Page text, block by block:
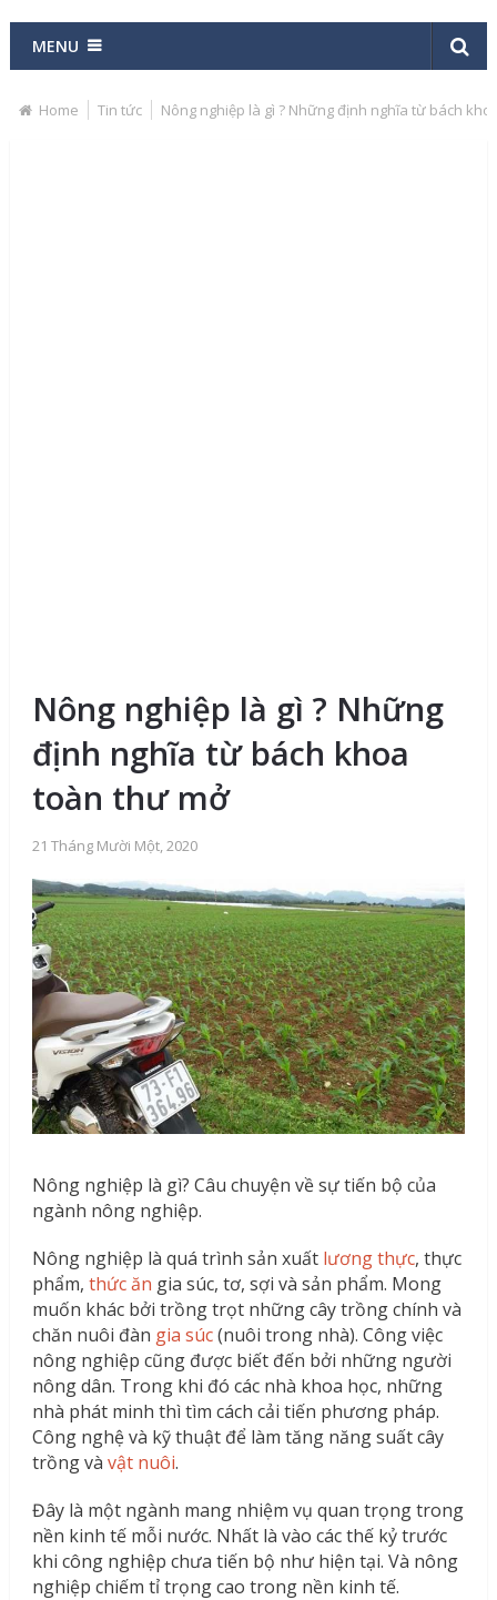
MENU
Home Tin tức Nông nghiệp là gì ? Những định nghĩa từ bách
Nông nghiệp là gì ? Những
định nghĩa từ bách khoa
toàn thư mở
21 Tháng Mười Một, 2020
Nông nghiệp là gì? Câu chuyện về sự tiến bộ của
ngành nông nghiệp.
Nông nghiệp là quá trình sản xuất lương thực, thực
phẩm, thức ăn gia súc, tơ, sợi và sản phẩm. Mong
muốn khác bởi trồng trọt những cây trồng chính và
chăn nuôi đàn gia súc(nuôi trong nhà). Công việc
nông nghiệp cũng được biết đến bởi những người
nông dân. Trong khi đó các nhà khoa học, những
nhà phát minh thì tìm cách cải tiến phương pháp.
Công nghệ và kỹ thuật để làm tăng năng suất cây
trồng và vật nuôi.
Đây là một ngành mang nhiệm vụ quan trọng trong
nền kinh tế mỗi nước. Nhất là vào các thế kỷ trước
khi công nghiệp chưa tiến bộ như hiện tại. Và nông
nghiệp chiếm tỉ trọng cao trong nền kinh tế.